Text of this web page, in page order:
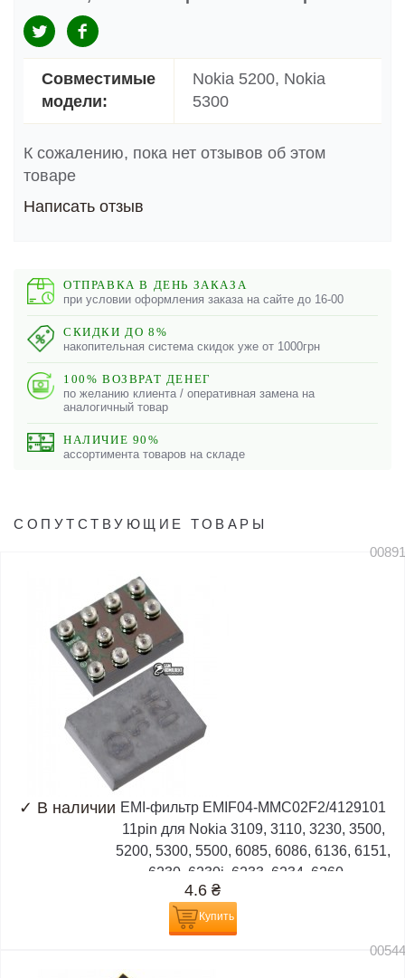
Совместимые
модели:
Nokia 5200, Nokia
5300
К сожалению, пока нет отзывов об этом
товаре
Написать отзыв
ОТПРАВКА В ДЕНЬ ЗАКАЗА
при условии оформления заказа на сайте до 16-00
СКИДКИ ДО 8%
накопительная система скидок уже от 1000грн
100% ВОЗВРАТ ДЕНЕГ
по желанию клиента / оперативная замена на
аналогичный товар
НАЛИЧИЕ 90%
ассортимента товаров на складе
СОПУТСТВУЮЩИЕ ТОВАРЫ
✓ В наличии EMI-фильтр EMIF04-MMC02F2/4129101
11pin для Nokia 3109, 3110, 3230, 3500,
5200, 5300, 5500, 6085, 6086, 6136, 6151,
6230, 6230i, 6233, 6234, 6260,...
4.6 ₴
Купить